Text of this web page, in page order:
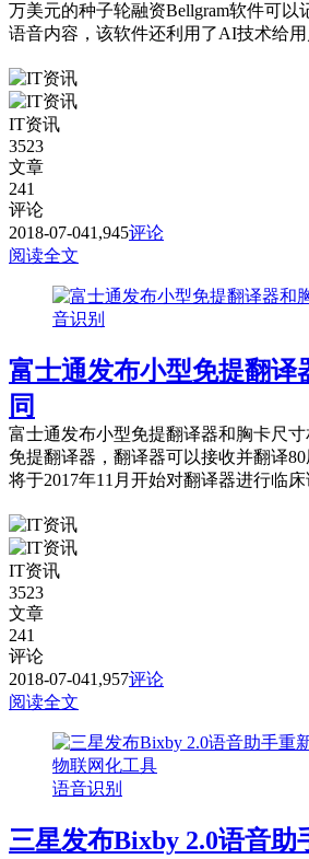
万美元的种子轮融资Bellgram软件可以
语音内容，该软件还利用了AI技术给用
IT资讯
3523
文章
241
评论
2018-07-041,945评论
阅读全文
音识别
富士通发布小型免提翻译
同
富士通发布小型免提翻译器和胸卡尺
免提翻译器，翻译器可以接收并翻译
将于2017年11月开始对翻译器进行临床
IT资讯
3523
文章
241
评论
2018-07-041,957评论
阅读全文
语音识别
三星发布Bixby 2.0语音助